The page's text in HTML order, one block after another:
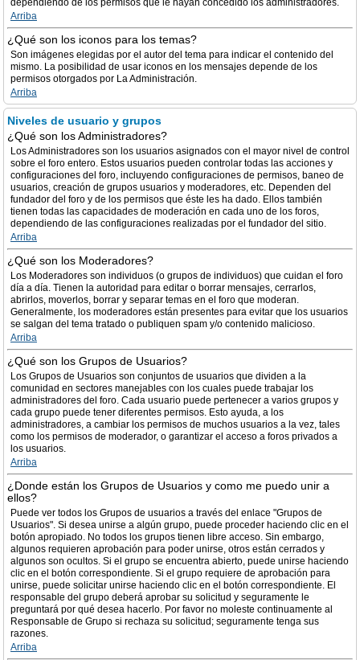
dependiendo de los permisos que le hayan concedido los administradores.
Arriba
¿Qué son los iconos para los temas?
Son imágenes elegidas por el autor del tema para indicar el contenido del
mismo. La posibilidad de usar iconos en los mensajes depende de los
permisos otorgados por La Administración.
Arriba
Niveles de usuario y grupos
¿Qué son los Administradores?
Los Administradores son los usuarios asignados con el mayor nivel de control
sobre el foro entero. Estos usuarios pueden controlar todas las acciones y
configuraciones del foro, incluyendo configuraciones de permisos, baneo de
usuarios, creación de grupos usuarios y moderadores, etc. Dependen del
fundador del foro y de los permisos que éste les ha dado. Ellos también
tienen todas las capacidades de moderación en cada uno de los foros,
dependiendo de las configuraciones realizadas por el fundador del sitio.
Arriba
¿Qué son los Moderadores?
Los Moderadores son individuos (o grupos de individuos) que cuidan el foro
día a día. Tienen la autoridad para editar o borrar mensajes, cerrarlos,
abrirlos, moverlos, borrar y separar temas en el foro que moderan.
Generalmente, los moderadores están presentes para evitar que los usuarios
se salgan del tema tratado o publiquen spam y/o contenido malicioso.
Arriba
¿Qué son los Grupos de Usuarios?
Los Grupos de Usuarios son conjuntos de usuarios que dividen a la
comunidad en sectores manejables con los cuales puede trabajar los
administradores del foro. Cada usuario puede pertenecer a varios grupos y
cada grupo puede tener diferentes permisos. Esto ayuda, a los
administradores, a cambiar los permisos de muchos usuarios a la vez, tales
como los permisos de moderador, o garantizar el acceso a foros privados a
los usuarios.
Arriba
¿Donde están los Grupos de Usuarios y como me puedo unir a
ellos?
Puede ver todos los Grupos de usuarios a través del enlace "Grupos de
Usuarios". Si desea unirse a algún grupo, puede proceder haciendo clic en el
botón apropiado. No todos los grupos tienen libre acceso. Sin embargo,
algunos requieren aprobación para poder unirse, otros están cerrados y
algunos son ocultos. Si el grupo se encuentra abierto, puede unirse haciendo
clic en el botón correspondiente. Si el grupo requiere de aprobación para
unirse, puede solicitar unirse haciendo clic en el botón correspondiente. El
responsable del grupo deberá aprobar su solicitud y seguramente le
preguntará por qué desea hacerlo. Por favor no moleste continuamente al
Responsable de Grupo si rechaza su solicitud; seguramente tenga sus
razones.
Arriba